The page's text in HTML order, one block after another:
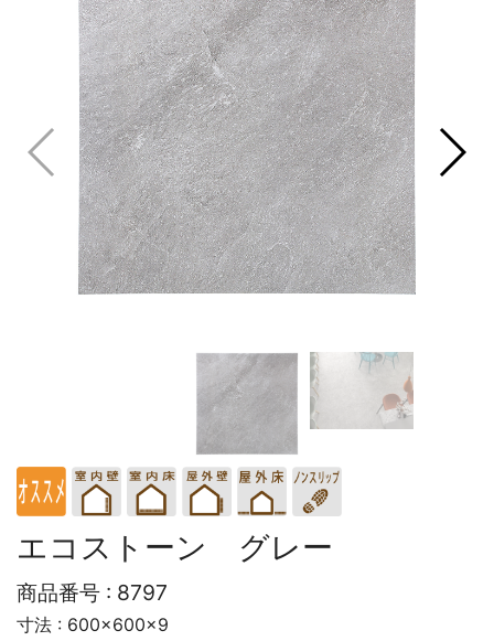
エコストーン グレー
商品番号 : 8797
寸法 : 600×600×9